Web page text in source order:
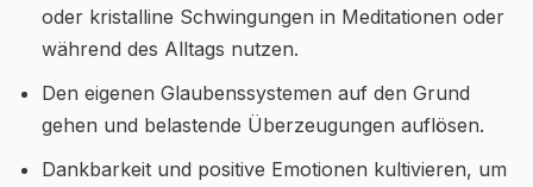
oder kristalline Schwingungen in Meditationen oder
während des Alltags nutzen.
Den eigenen Glaubenssystemen auf den Grund
gehen und belastende Überzeugungen auflösen.
Dankbarkeit und positive Emotionen kultivieren, um